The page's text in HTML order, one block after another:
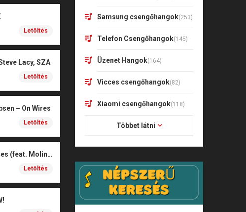
Letöltés
Lacy, SZA
Letöltés
– On Wires
Letöltés
Coals – Traces (feat. Molina)
Letöltés
Samsung csengőhangok(253)
Telefon Csengőhangok(145)
Üzenet Hangok(164)
Vicces csengőhangok(82)
Xiaomi csengőhangok(118)
Többet látni